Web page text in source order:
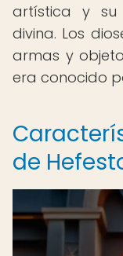
artística y su
divina. Los
armas y
era conocido
de